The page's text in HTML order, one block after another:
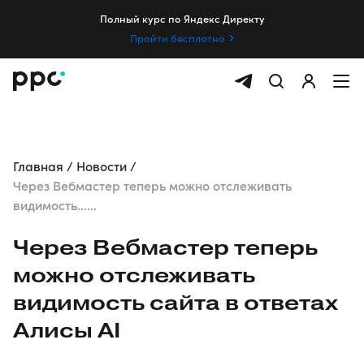
Полный курс по Яндекс Директу
Пройти бесплатно
Главная
Новости
Через Вебмастер теперь можно отслеживать
видимость......
Через Вебмастер теперь
можно отслеживать
видимость сайта в ответах
Алисы AI